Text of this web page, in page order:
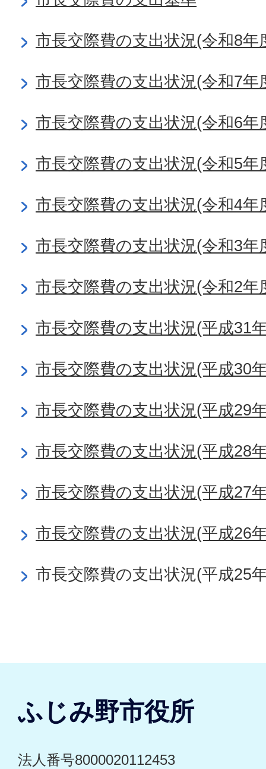
市長交際費の支出状況(令和8年
市長交際費の支出状況(令和7年
市長交際費の支出状況(令和6年
市長交際費の支出状況(令和5年
市長交際費の支出状況(令和4年
市長交際費の支出状況(令和3年
市長交際費の支出状況(令和2年
市長交際費の支出状況(平成31
市長交際費の支出状況(平成30
市長交際費の支出状況(平成29
市長交際費の支出状況(平成28
市長交際費の支出状況(平成27
市長交際費の支出状況(平成26
市長交際費の支出状況(平成25
ふじみ野市役所
法人番号8000020112453